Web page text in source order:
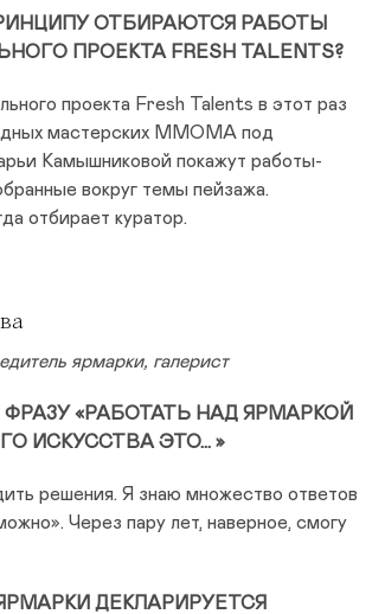
ОТБИРАЮТСЯ РАБОТЫ
ПРОЕКТА FRESH TALENTS?
проекта Fresh Talents в этот раз
мастерских ММОМА под
Камышниковой покажут работы-
вокруг темы пейзажа.
отбирает куратор.
ярмарки, галерист
«РАБОТАТЬ НАД ЯРМАРКОЙ
ИСКУССТВА ЭТО… »
решения. Я знаю множество ответов
Через пару лет, наверное, смогу
ДЕКЛАРИРУЕТСЯ